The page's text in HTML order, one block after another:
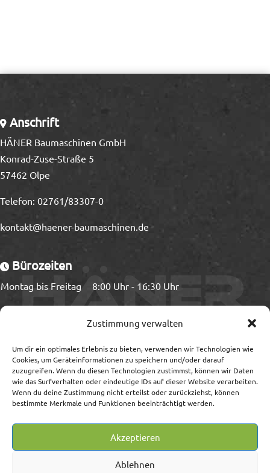
Zustimmung verwalten
Um dir ein optimales Erlebnis zu bieten, verwenden wir Technologien wie
Cookies, um Geräteinformationen zu speichern und/oder darauf
zuzugreifen. Wenn du diesen Technologien zustimmst, können wir Daten
wie das Surfverhalten oder eindeutige IDs auf dieser Website verarbeiten.
Wenn du deine Zustimmung nicht erteilst oder zurückziehst, können
bestimmte Merkmale und Funktionen beeinträchtigt werden.
Akzeptieren
Ablehnen
Anschrift
HÄNER Baumaschinen GmbH
Konrad-Zuse-Straße 5
57462 Olpe
Telefon: 02761/83307-0
kontakt@haener-baumaschinen.de
Bürozeiten
Montag bis Freitag 8:00 Uhr - 16:30 Uhr
Montag bis Freitag 8:00 Uhr - 15:00 Uhr
Information
Impressum/Streitschlichtung
AGB